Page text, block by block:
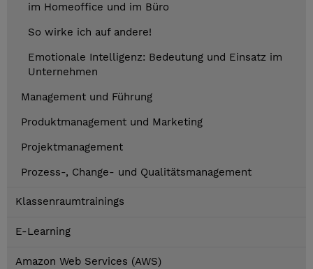
im Homeoffice und im Büro
So wirke ich auf andere!
Emotionale Intelligenz: Bedeutung und Einsatz im
Unternehmen
Management und Führung
Produktmanagement und Marketing
Projektmanagement
Prozess-, Change- und Qualitätsmanagement
Klassenraumtrainings
E-Learning
Amazon Web Services (AWS)